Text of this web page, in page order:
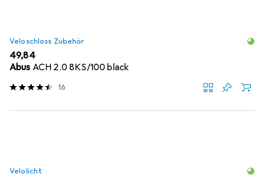
Veloschloss Zubehör
EUR
49,84
Abus ACH 2.0 8KS/100 black
16
Velolicht